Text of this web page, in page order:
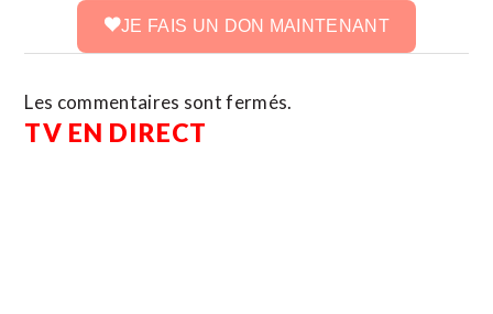
JE FAIS UN DON MAINTENANT
Les commentaires sont fermés.
TV EN DIRECT